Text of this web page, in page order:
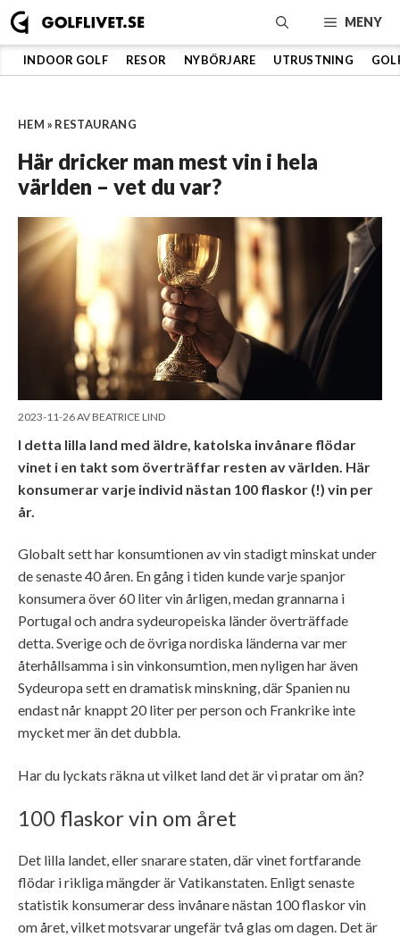
Hoppa
till
innehåll
MENY
INDOOR GOLF RESOR NYBÖRJARE UTRUSTNING
HEM » RESTAURANG
Här dricker man mest vin i hela
världen – vet du var?
2023-11-26AVBEATRICE LIND
I detta lilla land med äldre, katolska invånare flödar
vinet i en takt som överträffar resten av världen. Här
konsumerar varje individ nästan 100 flaskor (!) vin per
år.
Globalt sett har konsumtionen av vin stadigt minskat under
de senaste 40 åren. En gång i tiden kunde varje spanjor
konsumera över 60 liter vin årligen, medan grannarna i
Portugal och andra sydeuropeiska länder överträffade
detta. Sverige och de övriga nordiska länderna var mer
återhållsamma i sin vinkonsumtion, men nyligen har även
Sydeuropa sett en dramatisk minskning, där Spanien nu
endast når knappt 20 liter per person och Frankrike inte
mycket mer än det dubbla.
Har du lyckats räkna ut vilket land det är vi pratar om än?
100 flaskor vin om året
Det lilla landet, eller snarare staten, där vinet fortfarande
flödar i rikliga mängder är Vatikanstaten. Enligt senaste
statistik konsumerar dess invånare nästan 100 flaskor vin
om året, vilket motsvarar ungefär två glas om dagen. Det är